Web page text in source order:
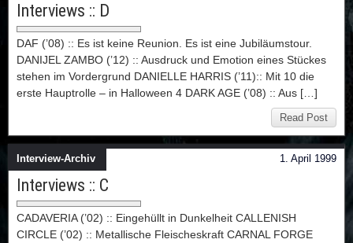
Interviews :: D
DAF (’08) :: Es ist keine Reunion. Es ist eine Jubiläumstour.
DANIJEL ZAMBO (’12) :: Ausdruck und Emotion eines Stückes
stehen im Vordergrund DANIELLE HARRIS (’11):: Mit 10 die
erste Hauptrolle – in Halloween 4 DARK AGE (’08) :: Aus […]
Read Post
1. April 1999
Interview-Archiv
Interviews :: C
CADAVERIA (’02) :: Eingehüllt in Dunkelheit CALLENISH
CIRCLE (’02) :: Metallische Fleischeskraft CARNAL FORGE